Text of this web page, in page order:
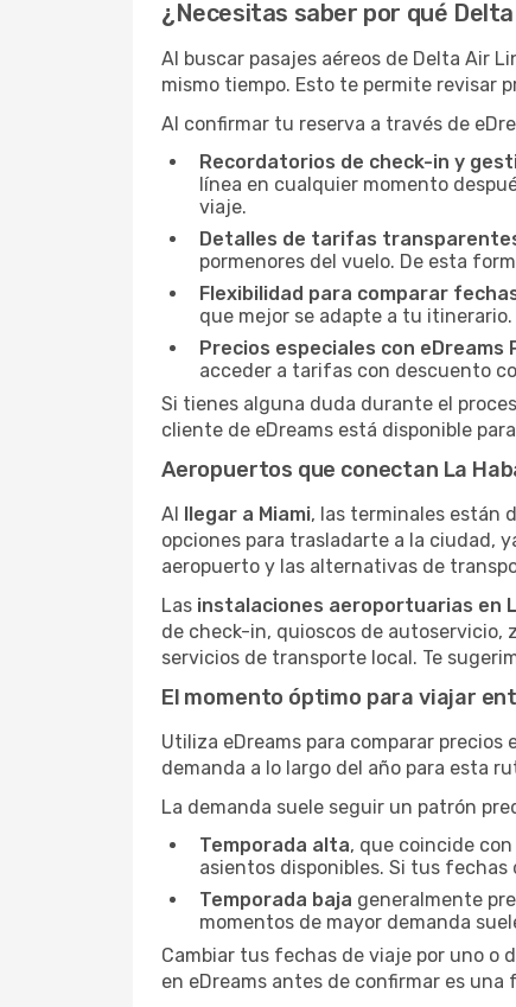
¿Necesitas saber por qué
Al buscar pasajes aéreos de Delta Air
mismo tiempo. Esto te permite revisar
Al confirmar tu reserva a través de
Recordatorios de check-in y
línea en cualquier momento
viaje.
Detalles de tarifas
pormenores del vuelo. De esta
Flexibilidad para comparar
que mejor se adapte a tu
Precios especiales con eDreams
acceder a tarifas con descuento
Si tienes alguna duda durante el
cliente de eDreams está disponible
Aeropuertos que conectan La
Al llegar a Miami, las terminales están
opciones para trasladarte a la ciudad,
aeropuerto y las alternativas de
Las instalaciones aeroportuarias en
de check-in, quioscos de autoservicio,
servicios de transporte local. Te
El momento óptimo para viajar
Utiliza eDreams para comparar
demanda a lo largo del año para esta
La demanda suele seguir un patrón
Temporada alta, que coincide
asientos disponibles. Si tus
Temporada baja generalmente
momentos de mayor demanda
Cambiar tus fechas de viaje por uno o
en eDreams antes de confirmar es